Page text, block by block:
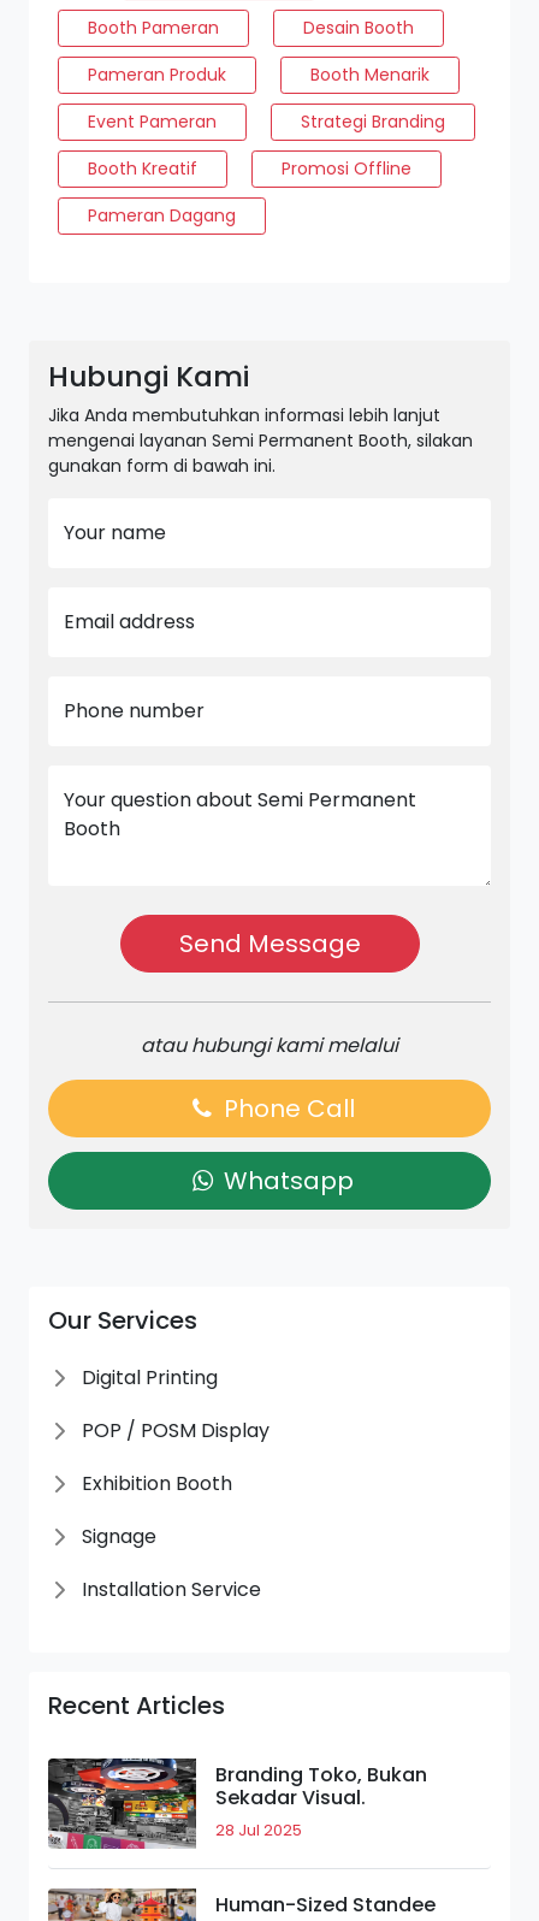
Booth Pameran
Desain Booth
Pameran Produk
Booth Menarik
Event Pameran
Strategi Branding
Booth Kreatif
Promosi Offline
Pameran Dagang
Hubungi Kami
Jika Anda membutuhkan informasi lebih lanjut
mengenai layanan Semi Permanent Booth, silakan
gunakan form di bawah ini.
Your name
Email address
Phone number
Your question about Semi Permanent
Booth
Send Message
atau hubungi kami melalui
Phone Call
Whatsapp
Our Services
Digital Printing
POP / POSM Display
Exhibition Booth
Signage
Installation Service
Recent Articles
Branding Toko, Bukan
Sekadar Visual.
28 Jul 2025
Human-Sized Standee